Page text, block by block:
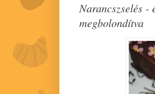
Narancszselés -
megbolondítva